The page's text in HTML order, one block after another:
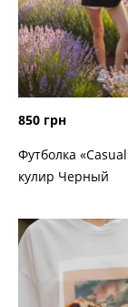
850 грн
Футболка
кулир Черный